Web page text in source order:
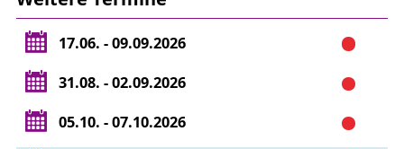
MF-NS 2 – Arbeiten an Kabelanlagen
MF-NS 3 – Arbeiten an Schaltanlagen
MF-NS 4 – Arbeiten an Freileitungen
MF-NS 5 – Arbeiten an
Verrechnungsmesseinheiten
MF-NS 6 – Arbeiten an MSR-Anlagen
17.06. - 09.09.2026
31.08. - 02.09.2026
05.10. - 07.10.2026